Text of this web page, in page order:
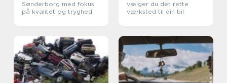
Sønderborg med fokus
på kvalitet og tryghed
vælger du det rette
værksted til din bil